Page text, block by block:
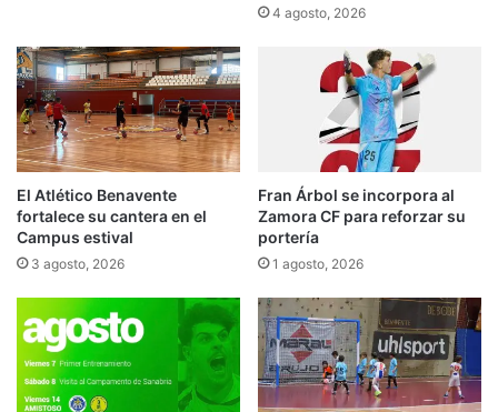
4 agosto, 2026
El Atlético Benavente
fortalece su cantera en el
Campus estival
3 agosto, 2026
Fran Árbol se incorpora al
Zamora CF para reforzar su
portería
1 agosto, 2026